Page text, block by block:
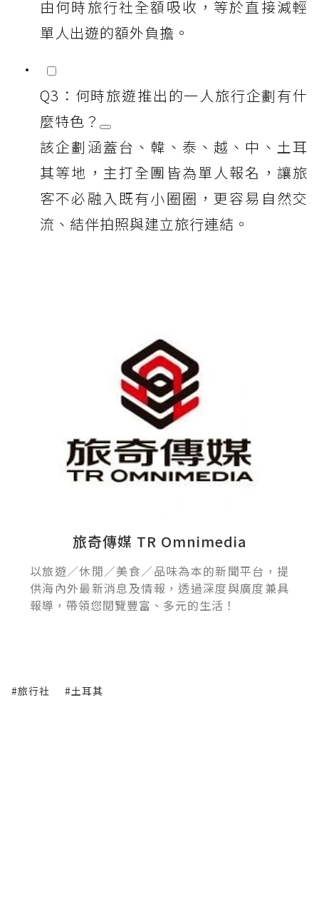
由何時旅行社全額吸收，等於直接減輕
單人出遊的額外負擔。
Q3：何時旅遊推出的一人旅行企劃有什
麼特色？
該企劃涵蓋台、韓、泰、越、中、土耳
其等地，主打全團皆為單人報名，讓旅
客不必融入既有小圈圈，更容易自然交
流、結伴拍照與建立旅行連結。
旅奇傳媒 TR Omnimedia
以旅遊／休閒／美食／品味為本的新聞平台，提
供海內外最新消息及情報，透過深度與廣度兼具
報導，帶領您閱覽豐富、多元的生活！
#旅行社 #土耳其